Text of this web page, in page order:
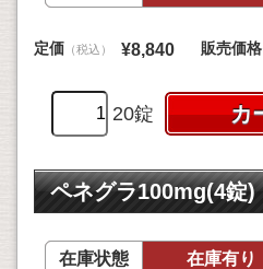
定価 （税込） ¥8,840 販売価格
20錠
ペネグラ100mg(4錠)
在庫状態 在庫有り